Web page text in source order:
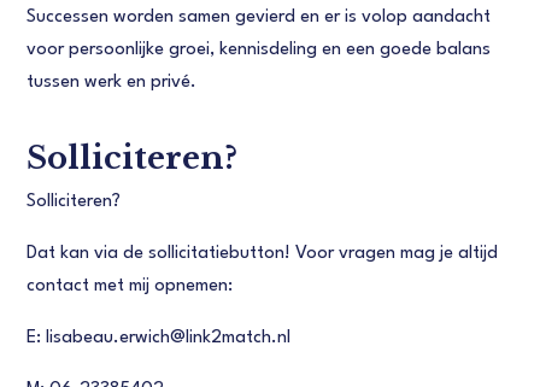
Successen worden samen gevierd en er is volop aandacht
voor persoonlijke groei, kennisdeling en een goede balans
tussen werk en privé.
Solliciteren?
Solliciteren?
Dat kan via de sollicitatiebutton! Voor vragen mag je altijd
contact met mij opnemen:
E: lisabeau.erwich@link2match.nl